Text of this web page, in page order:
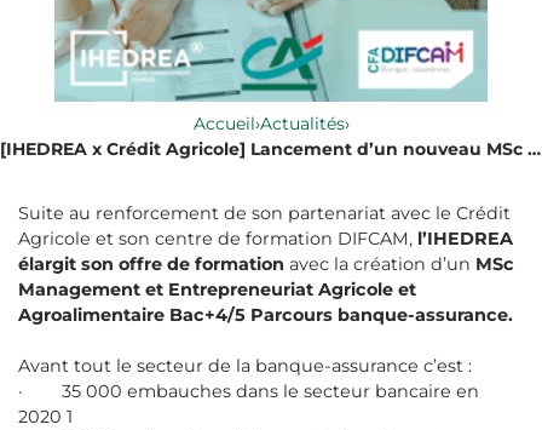
Accueil›Actualités›
[IHEDREA x Crédit Agricole] Lancement d’un nouveau MSc Parcours banque-assurance !
Suite au renforcement de son partenariat avec le Crédit
Agricole et son centre de formation DIFCAM, l’IHEDREA
élargit son offre de formation avec la création d’un MSc
Management et Entrepreneuriat Agricole et
Agroalimentaire Bac+4/5 Parcours banque-assurance.
Avant tout le secteur de la banque-assurance c’est :
· 35 000 embauches dans le secteur bancaire en
2020 1